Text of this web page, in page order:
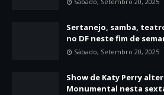
Sertanejo, samba,
no DF neste fim de
Sábado, Setembro 20, 2025
Show de Katy Perry
Monumental nesta